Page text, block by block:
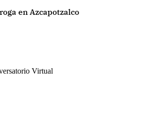
en Azcapotzalco
Virtual